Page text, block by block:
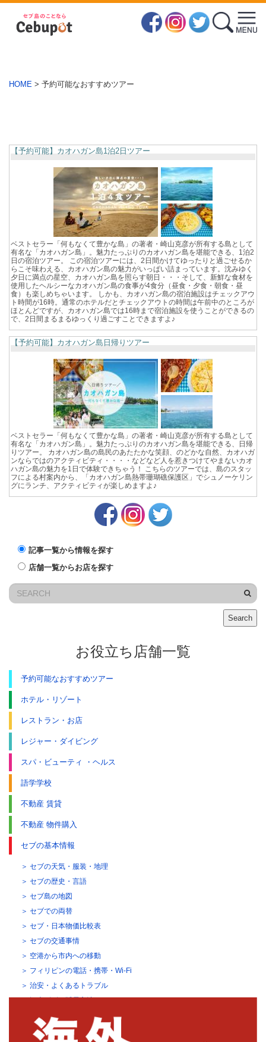
HOME > 予約可能なおすすめツアー
【予約可能】カオハガン島1泊2日ツアー
ベストセラー「何もなくて豊かな島」の著者・崎山克彦が所有する島として
有名な「カオハガン島」。魅力たっぷりのカオハガン島を堪能できる、1泊2
日の宿泊ツアー。 この宿泊ツアーには、2日間かけてゆったりと過ごせるか
らこそ味わえる、カオハガン島の魅力がいっぱい詰まっています。沈みゆく
夕日に満点の星空、カオハガン島を照らす朝日・・・そして、新鮮な食材を
使用したヘルシーなカオハガン島の食事が4食分（昼食・夕食・朝食・昼
食）も楽しめちゃいます。 しかも、カオハガン島の宿泊施設はチェックアウ
ト時間が16時。通常のホテルだとチェックアウトの時間は午前中のところが
ほとんどですが、カオハガン島では16時まで宿泊施設を使うことができるの
で、2日間まるまるゆっくり過ごすことできますよ♪
【予約可能】カオハガン島日帰りツアー
ベストセラー「何もなくて豊かな島」の著者・崎山克彦が所有する島として
有名な「カオハガン島」。魅力たっぷりのカオハガン島を堪能できる、日帰
りツアー。 カオハガン島の島民のあたたかな笑顔、のどかな自然、カオハガ
ンならではのアクティビティ・・・・などなど人を惹きつけてやまないカオ
ハガン島の魅力を1日で体験できちゃう！ こちらのツアーでは、島のスタッ
フによる村案内から、「カオハガン島熱帯珊瑚礁保護区」でシュノーケリン
グにランチ、アクティビティが楽しめますよ♪
記事一覧から情報を探す
店舗一覧からお店を探す
Search
お役立ち店舗一覧
予約可能なおすすめツアー
ホテル・リゾート
レストラン・お店
レジャー・ダイビング
スパ・ビューティ ・ヘルス
語学学校
不動産 賃貸
不動産 物件購入
セブの基本情報
セブの天気・服装・地理
セブの歴史・言語
セブ島の地図
セブでの両替
セブ・日本物価比較表
セブの交通事情
空港から市内への移動
フィリピンの電話・携帯・Wi-Fi
治安・よくあるトラブル